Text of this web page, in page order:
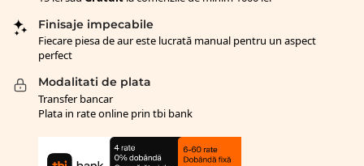
Finisaje impecabile
Fiecare piesa de aur este lucrată manual pentru un aspect
perfect
Modalitati de plata
Transfer bancar
Plata in rate online prin tbi bank